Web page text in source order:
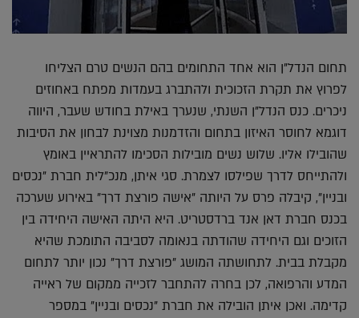
תחום הנדל"ן הוא אחד התחומים בהם הנשים טרם הצליחו
לפרוץ את תקרת הזכוכית ולהתברג בעמדות מפתח באחוזים
ניכרים. כנס הנדל"ן השנתי, שנערך באילת בחודש שעבר, היווה
דוגמא לחוסר האיזון בתחום והזדמנות מצוינת לבחון את הסיבות
שהובילו אליו. שלוש נשים מובילות הסכימו להתראיין באומץ
ולהתייחס לדרך שפילסו לצמרת. סגי איתן, מנכ"לית חברת "נכסים
ובניין", קיבלה פרס על היותה "אישה פורצת דרך" באירוע שערכה
בכנס חברת דאן אנד ברדסטריט. היא היתה האישה היחידה בין
הזוכים וגם היחידה שהודתה בנאומה לסביבה התומכת שהיא
מקבלת בבית. לתחושתה המושג "פורצת דרך" נכון יותר לתחום
המדע והרפואה, לכן בחרה להתחבר לזכייה ממקום של ראייה
קדימה. ואכן איתן הובילה את חברת "נכסים ובניין" במספר